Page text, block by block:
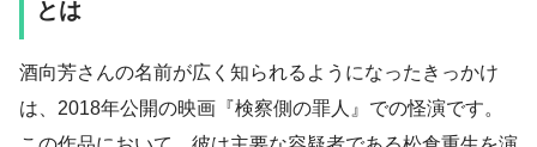
とは
酒向芳さんの名前が広く知られるようになったきっかけ
は、2018年公開の映画『検察側の罪人』での怪演です。